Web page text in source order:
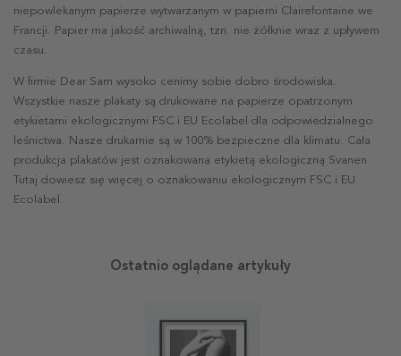
niepowlekanym papierze wytwarzanym w papierni Clairefontaine we
Francji. Papier ma jakość archiwalną, tzn. nie żółknie wraz z upływem
czasu.
W firmie Dear Sam wysoko cenimy sobie dobro środowiska.
Wszystkie nasze plakaty są drukowane na papierze opatrzonym
etykietami ekologicznymi FSC i EU Ecolabel dla odpowiedzialnego
leśnictwa. Nasze drukarnie są w 100% bezpieczne dla klimatu. Cała
produkcja plakatów jest oznakowana etykietą ekologiczną Svanen.
Tutaj dowiesz się więcej o oznakowaniu ekologicznym FSC i EU
Ecolabel.
Ostatnio oglądane artykuły